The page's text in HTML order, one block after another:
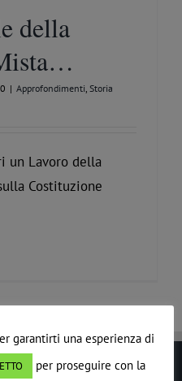
della
| Approfondimenti, Storia
un Lavoro della
Costituzione
garantirti una esperienza di
per proseguire con la